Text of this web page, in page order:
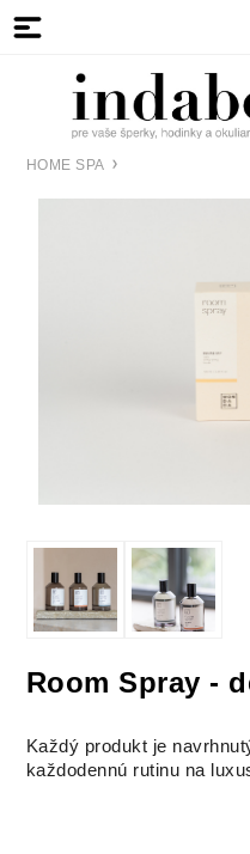
HOME SPA
Room Spray -
Každý produkt je
každodennú rutinu na